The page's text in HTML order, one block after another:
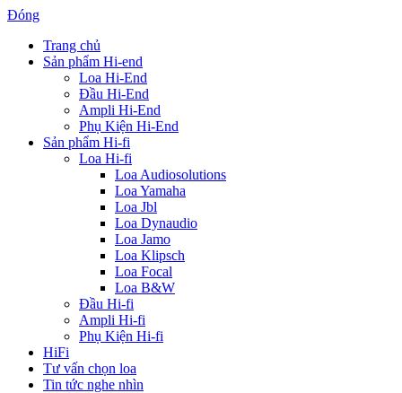
Đóng
Trang chủ
Sản phẩm Hi-end
Loa Hi-End
Đầu Hi-End
Ampli Hi-End
Phụ Kiện Hi-End
Sản phẩm Hi-fi
Loa Hi-fi
Loa Audiosolutions
Loa Yamaha
Loa Jbl
Loa Dynaudio
Loa Jamo
Loa Klipsch
Loa Focal
Loa B&W
Đầu Hi-fi
Ampli Hi-fi
Phụ Kiện Hi-fi
HiFi
Tư vấn chọn loa
Tin tức nghe nhìn